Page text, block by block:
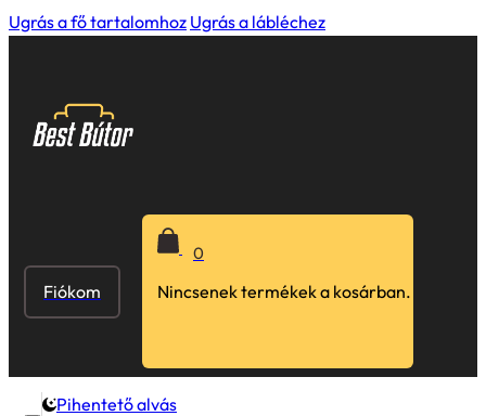
Ugrás a fő tartalomhoz Ugrás a lábléchez
Fiókom
0
Nincsenek termékek a kosárban.
Pihentető alvás